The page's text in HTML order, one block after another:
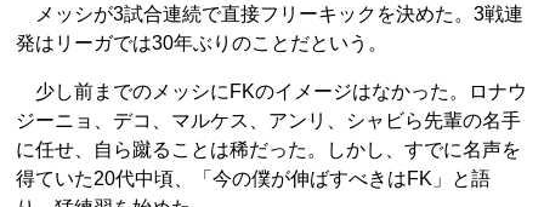
メッシが3試合連続で直接フリーキックを決めた。3戦連
発はリーガでは30年ぶりのことだという。
少し前までのメッシにFKのイメージはなかった。ロナウ
ジーニョ、デコ、マルケス、アンリ、シャビら先輩の名手
に任せ、自ら蹴ることは稀だった。しかし、すでに名声を
得ていた20代中頃、「今の僕が伸ばすべきはFK」と語